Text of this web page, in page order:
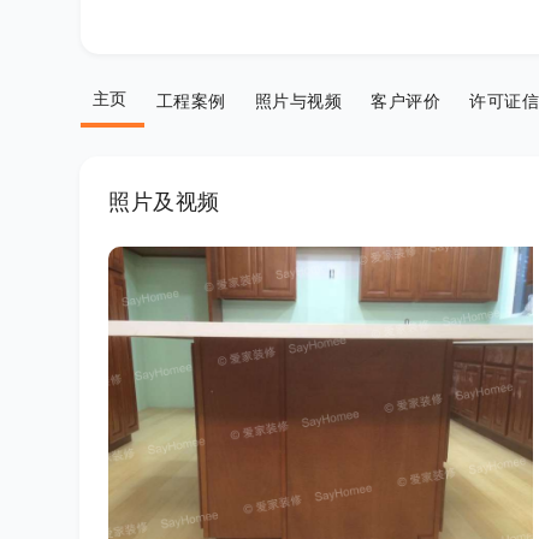
主页 工程案例 照片与视频 客户评价 许可证
照片及视频